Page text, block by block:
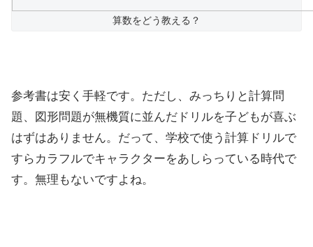
算数をどう教える？
参考書は安く手軽です。ただし、みっちりと計算問
題、図形問題が無機質に並んだドリルを子どもが喜ぶ
はずはありません。だって、学校で使う計算ドリルで
すらカラフルでキャラクターをあしらっている時代で
す。無理もないですよね。